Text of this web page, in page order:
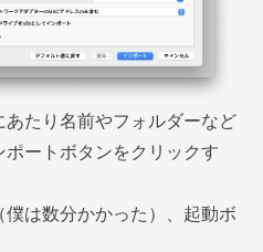
たり名前やフォルダーなど
ートボタンをクリックす
は数分かかった）、起動ボ